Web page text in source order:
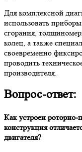
Для комплексной
использовать
сгорания,
колец, а также
своевременно
проводить
производителя.
Вопрос-ответ:
Как устроен роторно-
конструкция
двигателя?